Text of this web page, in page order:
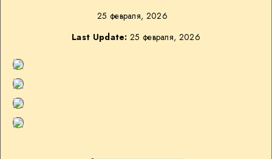
25 февраля, 2026
Last Update: 25 февраля, 2026